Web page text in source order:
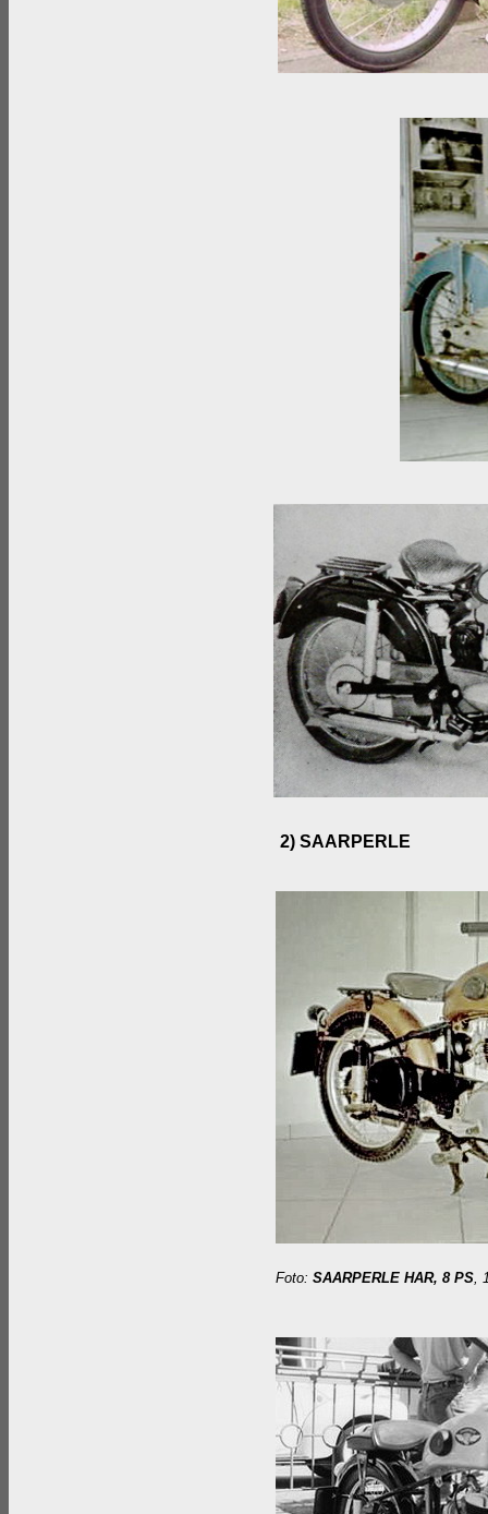
2) SAARPERLE
Foto: SAARPERLE HAR, 8 PS,